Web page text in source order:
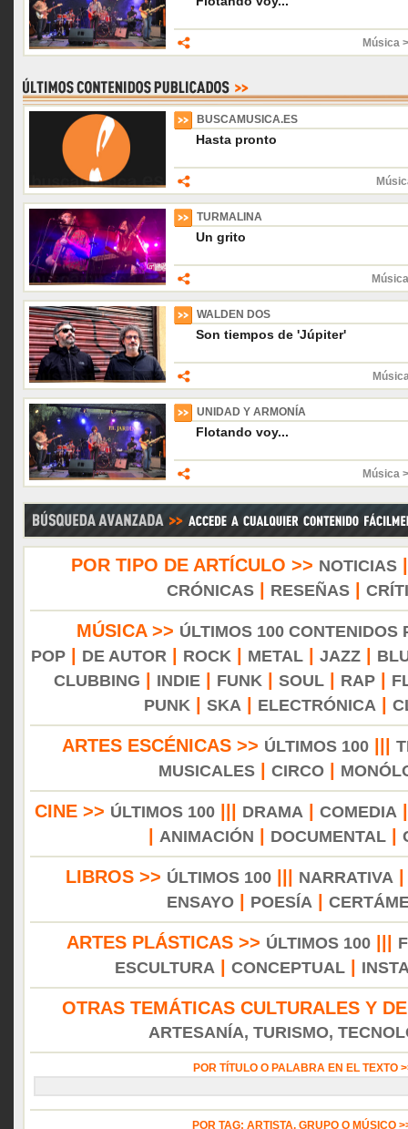
Música
BUSCAMUSICA.ES
Hasta pronto
TURMALINA
Un grito
WALDEN DOS
Son tiempos de 'Júpiter'
UNIDAD Y ARMONÍA
Flotando voy...
Música
POR TIPO DE ARTÍCULO >> NOTICIAS
CRÓNICAS| RESEÑAS|
MÚSICA >> ÚLTIMOS 100 CONTENIDOS
POP| DE AUTOR ROCK METAL| JAZZ|
CLUBBING
INDIE| FUNK SOUL| RAP|
PUNK
SKA ELECTRÓNICA
ARTES ESCÉNICAS >> ÚLTIMOS 100
MUSICALES
CIRCO
CINE >> ÚLTIMOS 100||| DRAMA COMEDIA
ANIMACIÓN DOCUMENTAL|
LIBROS >> ÚLTIMOS 100 NARRATIVA
ENSAYO| POESÍA
ARTES PLÁSTICAS >> ÚLTIMOS 100|||
ESCULTURA
CONCEPTUAL
OTRAS TEMÁTICAS CULTURALES Y
ARTESANÍA, TURISMO,
POR TÍTULO O PALABRA EN EL TEXTO
POR TAG: ARTISTA, GRUPO O MÚSICO